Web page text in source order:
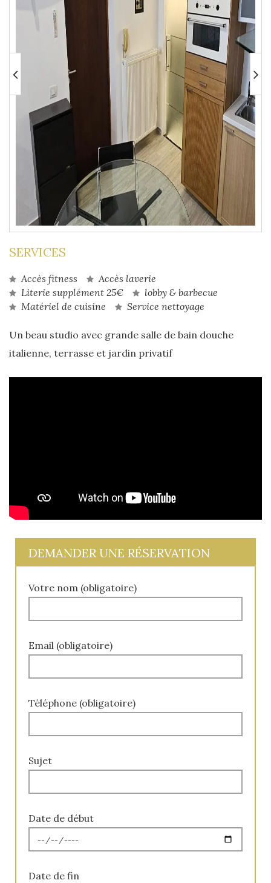
SERVICES
Accès fitness
Accès laverie
Literie supplément 25€
lobby & barbecue
Matériel de cuisine
Service nettoyage
Un beau studio avec grande salle de bain douche
italienne, terrasse et jardin privatif
DEMANDER UNE RÉSERVATION
Votre nom (obligatoire)
Email (obligatoire)
Téléphone (obligatoire)
Sujet
Date de début
Date de fin